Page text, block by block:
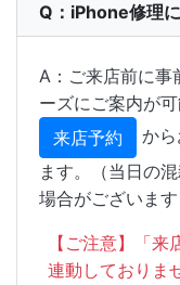
Q：iPhone修理
A：ご来店前に事
ーズにご案内が可
来店予約
か
ます。（当日の
場合がございます
【ご注意】「
連動しておりま